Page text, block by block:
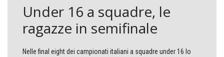
Under 16 a squadre, le
ragazze in semifinale
Nelle final eight dei campionati italiani a squadre under 16 lo